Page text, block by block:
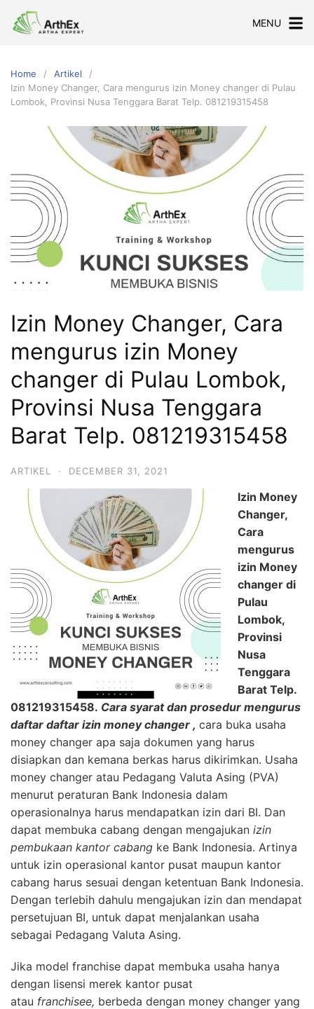
MENU
Home
Artikel
Izin Money Changer, Cara mengurus izin Money changer di Pulau
Lombok, Provinsi Nusa Tenggara Barat Telp. 081219315458
Izin Money Changer, Cara
mengurus izin Money
changer di Pulau Lombok,
Provinsi Nusa Tenggara
Barat Telp. 081219315458
ARTIKEL · DECEMBER 31, 2021
Izin Money
Changer,
Cara
mengurus
izin Money
changer di
Pulau
Lombok,
Provinsi
Nusa
Tenggara
Barat Telp.
081219315458. Cara syarat dan prosedur mengurus
daftar daftar izin money changer , cara buka usaha
money changer apa saja dokumen yang harus
disiapkan dan kemana berkas harus dikirimkan. Usaha
money changer atau Pedagang Valuta Asing (PVA)
menurut peraturan Bank Indonesia dalam
operasionalnya harus mendapatkan izin dari BI. Dan
dapat membuka cabang dengan mengajukan izin
pembukaan kantor cabang ke Bank Indonesia. Artinya
untuk izin operasional kantor pusat maupun kantor
cabang harus sesuai dengan ketentuan Bank Indonesia.
Dengan terlebih dahulu mengajukan izin dan mendapat
persetujuan BI, untuk dapat menjalankan usaha
sebagai Pedagang Valuta Asing.
Jika model franchise dapat membuka usaha hanya
dengan lisensi merek kantor pusat
atau franchisee, berbeda dengan money changer yang